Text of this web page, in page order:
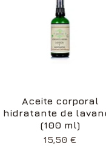
Vista rápida
Aceite corporal
hidratante de
(100 ml)
Precio
15,50 €